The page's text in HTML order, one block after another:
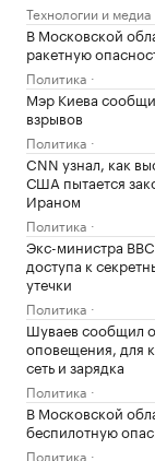
Технологии и медиа
В Московской
ракетную
Политика
Мэр Киева
взрывов
Политика
CNN узнал, как
США пытается
Ираном
Политика
Экс-министра
доступа к
утечки
Политика
Шуваев сообщил
оповещения, для
сеть и зарядка
Политика
В Московской
беспилотную
Политика